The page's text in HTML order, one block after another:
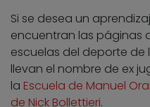
Si se desea un
encuentran las páginas
escuelas del deporte de
llevan el nombre de ex
la Escuela de Manuel
de Nick Bollettieri.